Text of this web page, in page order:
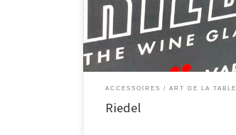
ACCESSOIRES ART DE LA TABLE
Riedel